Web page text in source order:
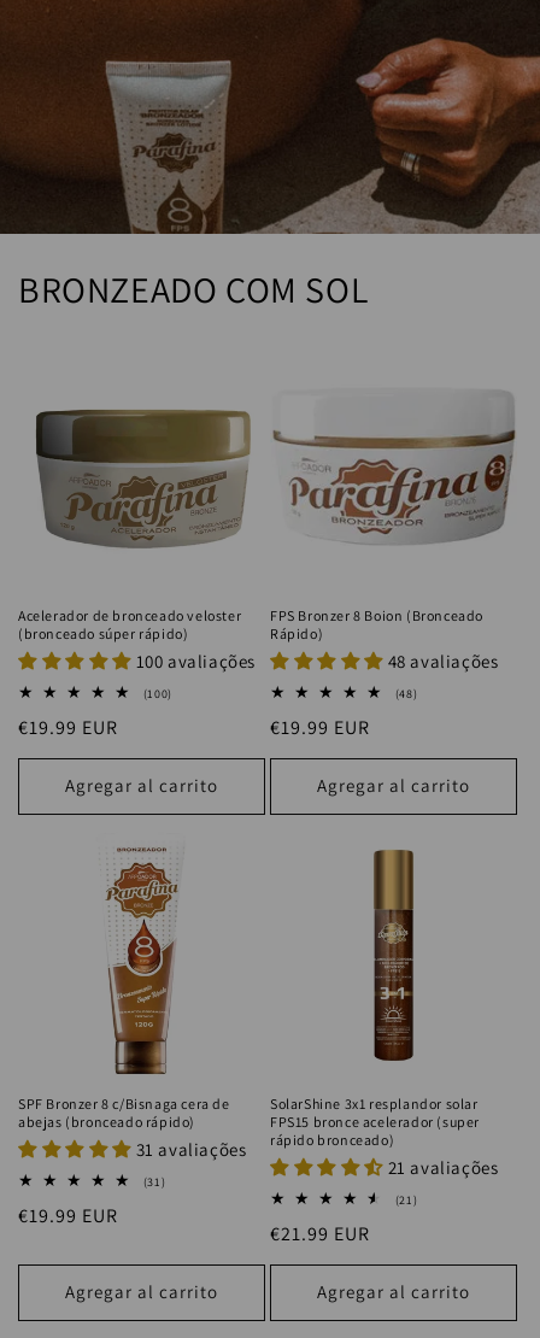
BRONZEADO COM SOL
Acelerador de bronceado veloster
(bronceado súper rápido)
100 avaliações
(100)
Precio
habitual
€19.99 EUR
Agregar al carrito
FPS Bronzer 8 Boion (Bronceado
Rápido)
48 avaliações
(48)
Precio
habitual
€19.99 EUR
Agregar al carrito
SPF Bronzer 8 c/Bisnaga cera de
abejas (bronceado rápido)
31 avaliações
(31)
Precio
€19.99 EUR
Agregar al carrito
SolarShine 3x1 resplandor solar
FPS15 bronce acelerador (super
rápido bronceado)
21 avaliações
(21)
Precio
habitual
€21.99 EUR
Agregar al carrito